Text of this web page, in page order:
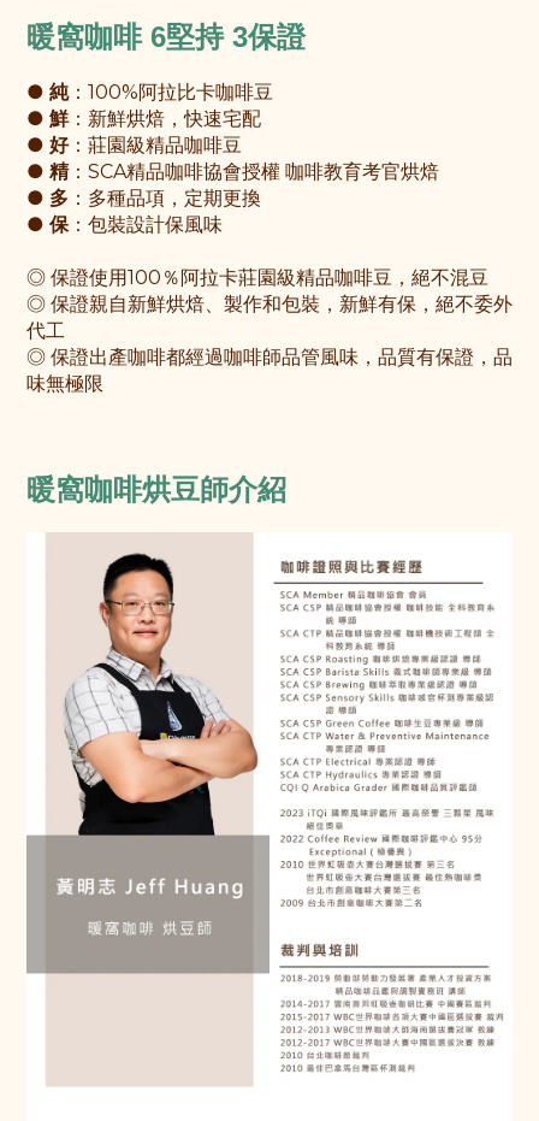
暖窩咖啡 6堅持 3保證
● 純：100%阿拉比卡咖啡豆
● 鮮：新鮮烘焙，快速宅配
● 好：莊園級精品咖啡豆
● 精：SCA精品咖啡協會授權 咖啡教育考官烘焙
● 多 ：多種品項，定期更換
● 保：包裝設計保風味
◎ 保證使用100％阿拉卡莊園級精品咖啡豆，絕不混豆
◎ 保證親自新鮮烘焙、製作和包裝，新鮮有保，絕不委外
代工
◎ 保證出產咖啡都經過咖啡師品管風味，品質有保證，品
味無極限
暖窩咖啡烘豆師介紹